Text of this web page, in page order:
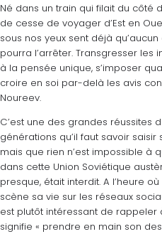
Né dans un train qui filait du côté
de cesse de voyager d’Est en
sous nos yeux sent déjà
pourra l’arrêter. Transgresser les
à la pensée unique, s’imposer
croire en soi par-delà les avis
Noureev.
C’est une des grandes réussites
générations qu’il faut savoir
mais que rien n’est impossible à
dans cette Union Soviétique
presque, était interdit. A l’heure
scène sa vie sur les réseaux
est plutôt intéressant de
signifie « prendre en main son